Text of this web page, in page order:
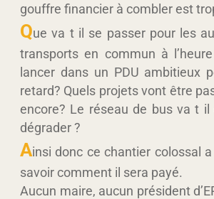
gouffre financier à combler est
Que va t il se passer pour les
transports en commun à
lancer dans un PDU ambitieux
retard? Quels projets vont être
encore? Le réseau de bus va t il
dégrader ?
Ainsi donc ce chantier colossal
savoir comment il sera payé.
Aucun maire, aucun président